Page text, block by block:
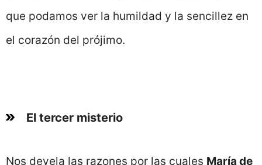
que podamos ver la humildad y la sencillez en
el corazón del prójimo.
El tercer misterio
Nos devela las razones por las cuales María de